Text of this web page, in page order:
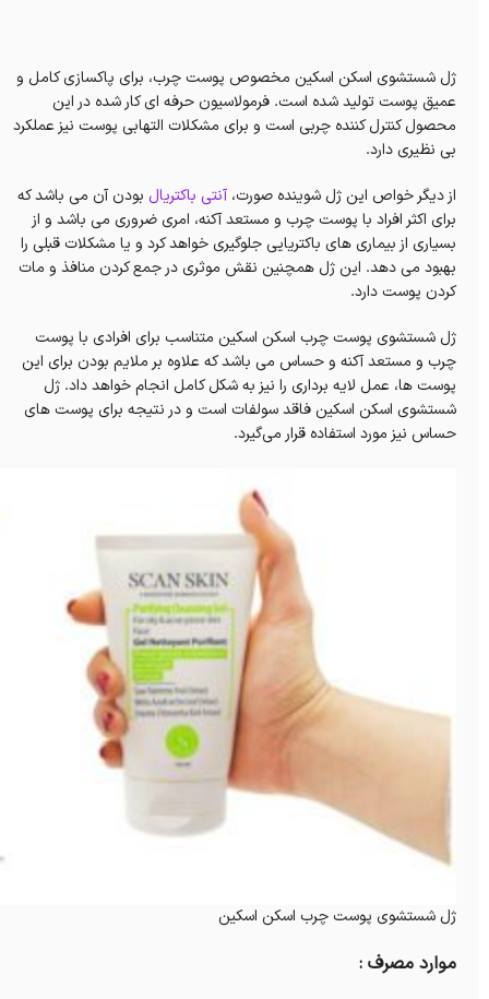
ژل شستشوی اسکن اسکین مخصوص پوست چرب، برای پاکسازی کامل و
عمیق پوست تولید شده است. فرمولاسیون حرفه ای کار شده در این
محصول کنترل کننده چربی است و برای مشکلات التهابی پوست نیز عملکرد
بی نظیری دارد.
از دیگر خواص این ژل شوینده صورت، آنتی باکتریال بودن آن می باشد که
برای اکثر افراد با پوست چرب و مستعد آکنه، امری ضروری می باشد و از
بسیاری از بیماری های باکتریایی جلوگیری خواهد کرد و یا مشکلات قبلی را
بهبود می دهد. این ژل همچنین نقش موثری در جمع کردن منافذ و مات
کردن پوست دارد.
ژل شستشوی پوست چرب اسکن اسکین متناسب برای افرادی با پوست
چرب و مستعد آکنه و حساس می باشد که علاوه بر ملایم بودن برای این
پوست ها، عمل لایه برداری را نیز به شکل کامل انجام خواهد داد. ژل
شستشوی اسکن اسکین فاقد سولفات است و در نتیجه برای پوست های
حساس نیز مورد استفاده قرار می‌گیرد.
ژل شستشوی پوست چرب اسکن اسکین
موارد مصرف :